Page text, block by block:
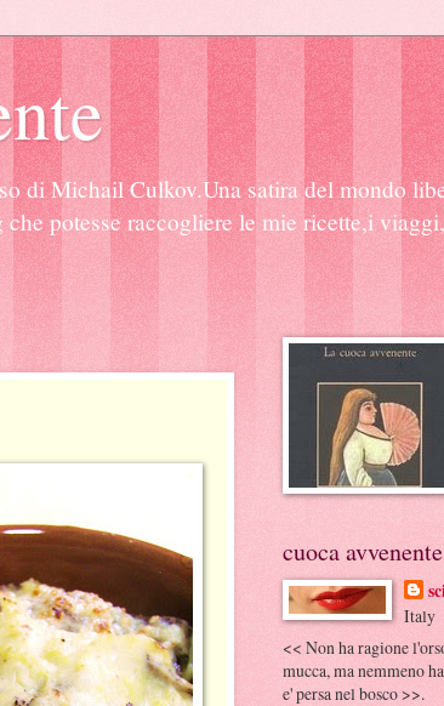
di Michail Culkov.Una satira del mondo
potesse raccogliere le mie ricette,i
cuoca avvenente
Italy
<< Non ha ragione
mucca, ma nemmeno
e' persa nel bosco >>.